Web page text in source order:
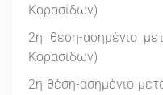
Κορασίδων)
2η θέση-ασημένιο
Κορασίδων)
2η θέση-ασημένιο